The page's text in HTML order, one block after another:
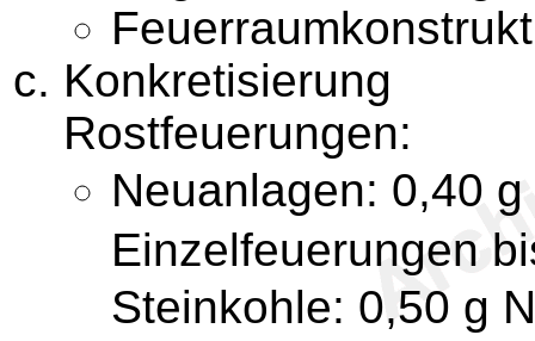
Konkretisierung
Rostfeuerungen:
Neuanlagen: 0,40 g
Einzelfeuerungen
Steinkohle: 0,50 g